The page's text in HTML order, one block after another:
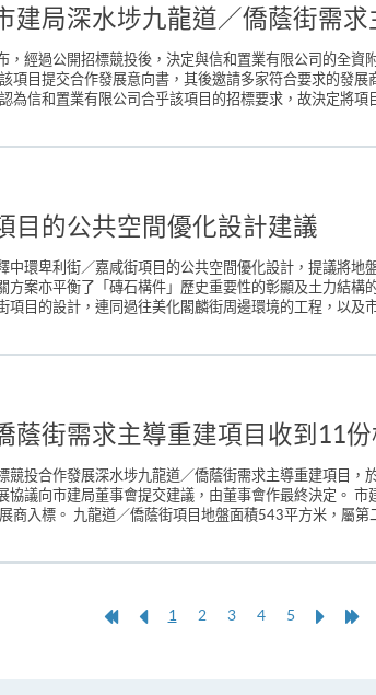
建局深水埗九龍道／僑蔭街需求
，經過公開招標競投後，決定與信和置業有限公司的全
項目提交合作發展意向書，其後邀請多家符合要求的發
為信和置業有限公司合乎該項目的招標要求，故決定將
目的公共空間優化設計建議
中環卑利街／嘉咸街項目的公共空間優化設計，提議將
方案亦平衡了「磚石構件」歷史重要性的彰顯及土力結
目的設計，連同過往美化閣麟街周邊環境的工程，以
蔭街需求主導重建項目收到11
競投合作發展深水埗九龍道／僑蔭街需求主導重建項目
協議向市建局董事會提交建議，由董事會作最終決定。
商入標。 九龍道／僑蔭街項目地盤面積543平方米，屬
第
上
1 2 3 4 5
Next